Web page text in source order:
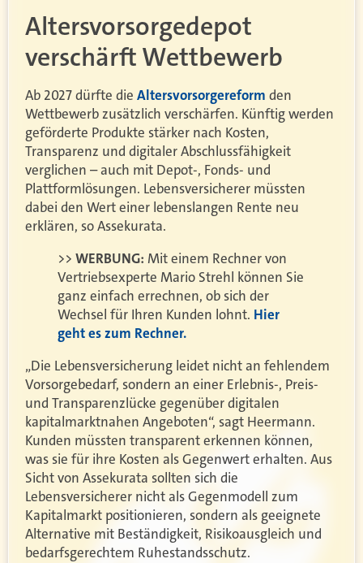
Altersvorsorgedepot
verschärft Wettbewerb
Ab 2027 dürfte die Altersvorsorgereform den
Wettbewerb zusätzlich verschärfen. Künftig werden
geförderte Produkte stärker nach Kosten,
Transparenz und digitaler Abschlussfähigkeit
verglichen – auch mit Depot-, Fonds- und
Plattformlösungen. Lebensversicherer müssten
dabei den Wert einer lebenslangen Rente neu
erklären, so Assekurata.
>> WERBUNG: Mit einem Rechner von
Vertriebsexperte Mario Strehl können Sie
ganz einfach errechnen, ob sich der
Wechsel für Ihren Kunden lohnt. Hier
geht es zum Rechner.
„Die Lebensversicherung leidet nicht an fehlendem
Vorsorgebedarf, sondern an einer Erlebnis-, Preis-
und Transparenzlücke gegenüber digitalen
kapitalmarktnahen Angeboten“, sagt Heermann.
Kunden müssten transparent erkennen können,
was sie für ihre Kosten als Gegenwert erhalten. Aus
Sicht von Assekurata sollten sich die
Lebensversicherer nicht als Gegenmodell zum
Kapitalmarkt positionieren, sondern als geeignete
Alternative mit Beständigkeit, Risikoausgleich und
bedarfsgerechtem Ruhestandsschutz.